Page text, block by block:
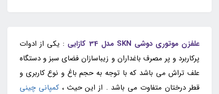
علفزن موتوری دوشی SKN مدل 34 کازایی
: یکی از ادوات
پرکاربرد و پر مصرف باغداران و زیباسازان فضای سبز و دستگاه
علف تراش می باشد که با توجه به حجم باغ و نوع کاربری و
قطر درختان متفاوت می باشد . از این حیث ، کمپانی چینی